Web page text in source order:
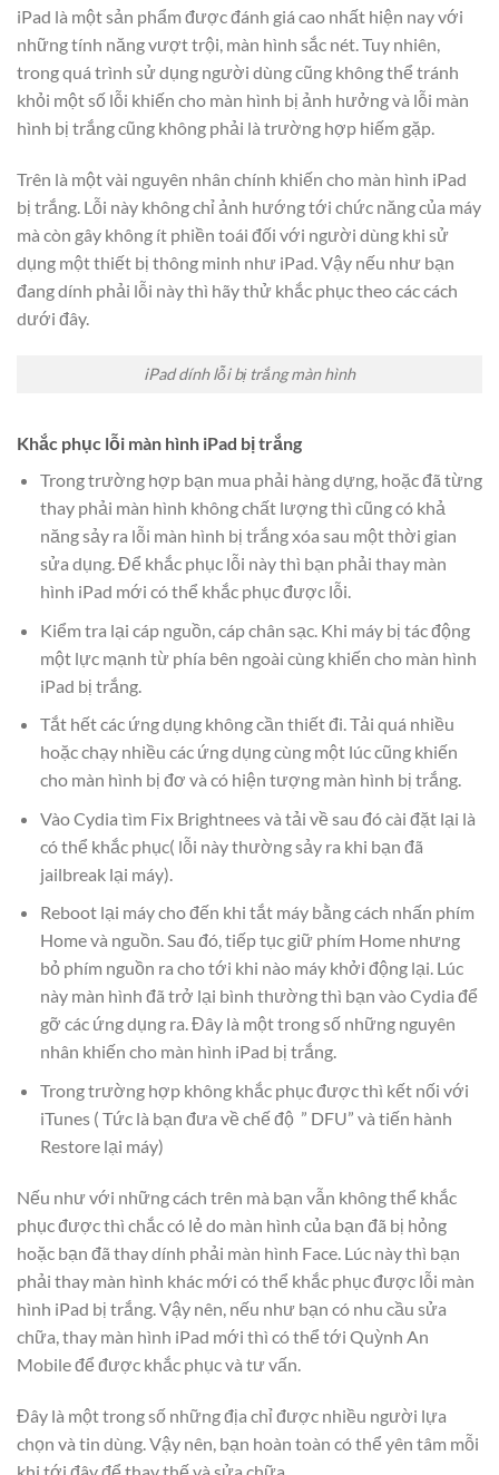
iPad là một sản phẩm được đánh giá cao nhất hiện nay với
những tính năng vượt trội, màn hình sắc nét. Tuy nhiên,
trong quá trình sử dụng người dùng cũng không thể tránh
khỏi một số lỗi khiến cho màn hình bị ảnh hưởng và lỗi màn
hình bị trắng cũng không phải là trường hợp hiếm gặp.
Trên là một vài nguyên nhân chính khiến cho màn hình iPad
bị trắng. Lỗi này không chỉ ảnh hướng tới chức năng của máy
mà còn gây không ít phiền toái đối với người dùng khi sử
dụng một thiết bị thông minh như iPad. Vậy nếu như bạn
đang dính phải lỗi này thì hãy thử khắc phục theo các cách
dưới đây.
iPad dính lỗi bị trắng màn hình
Khắc phục lỗi màn hình iPad bị trắng
Trong trường hợp bạn mua phải hàng dựng, hoặc đã từng
thay phải màn hình không chất lượng thì cũng có khả
năng sảy ra lỗi màn hình bị trắng xóa sau một thời gian
sửa dụng. Để khắc phục lỗi này thì bạn phải thay màn
hình iPad mới có thể khắc phục được lỗi.
Kiểm tra lại cáp nguồn, cáp chân sạc. Khi máy bị tác động
một lực mạnh từ phía bên ngoài cùng khiến cho màn hình
iPad bị trắng.
Tắt hết các ứng dụng không cần thiết đi. Tải quá nhiều
hoặc chạy nhiều các ứng dụng cùng một lúc cũng khiến
cho màn hình bị đơ và có hiện tượng màn hình bị trắng.
Vào Cydia tìm Fix Brightnees và tải về sau đó cài đặt lại là
có thể khắc phục( lỗi này thường sảy ra khi bạn đã
jailbreak lại máy).
Reboot lại máy cho đến khi tắt máy bằng cách nhấn phím
Home và nguồn. Sau đó, tiếp tục giữ phím Home nhưng
bỏ phím nguồn ra cho tới khi nào máy khởi động lại. Lúc
này màn hình đã trở lại bình thường thì bạn vào Cydia để
gỡ các ứng dụng ra. Đây là một trong số những nguyên
nhân khiến cho màn hình iPad bị trắng.
Trong trường hợp không khắc phục được thì kết nối với
iTunes ( Tức là bạn đưa về chế độ ” DFU” và tiến hành
Restore lại máy)
Nếu như với những cách trên mà bạn vẫn không thể khắc
phục được thì chắc có lẻ do màn hình của bạn đã bị hỏng
hoặc bạn đã thay dính phải màn hình Face. Lúc này thì bạn
phải thay màn hình khác mới có thể khắc phục được lỗi màn
hình iPad bị trắng. Vậy nên, nếu như bạn có nhu cầu sửa
chữa, thay màn hình iPad mới thì có thể tới Quỳnh An
Mobile để được khắc phục và tư vấn.
Đây là một trong số những địa chỉ được nhiều người lựa
chọn và tin dùng. Vậy nên, bạn hoàn toàn có thể yên tâm mỗi
khi tới đây để thay thế và sửa chữa.